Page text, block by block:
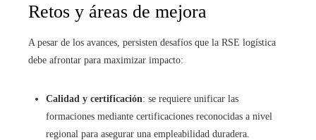
Retos y áreas de mejora
A pesar de los avances, persisten desafíos que la RSE logística
debe afrontar para maximizar impacto:
Calidad y certificación: se requiere unificar las
formaciones mediante certificaciones reconocidas a nivel
regional para asegurar una empleabilidad duradera.